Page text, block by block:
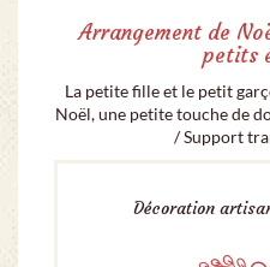
Arrangement de
petits
La petite fille et le petit
Noël, une petite touche de
/ Support
Décoration